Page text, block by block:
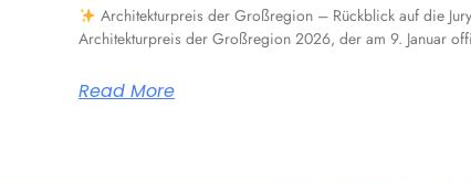
Architekturpreis der Großregion – Rückblick auf die
Architekturpreis der Großregion 2026, der am 9. Januar
Read More